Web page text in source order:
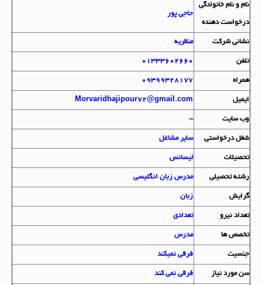
نام و نام خانوادگي
درخواست دهنده
حاجی پور
نشاني شرکت منظریه
تلفن 01333602660
همراه 09399328177
ايميل Morvaridhajipour72@gmail.com
وب سايت
شغل درخواستي سایر مشاغل
تحصيلات لیسانس
رشته تحصيلي مدرس زبان انگلیسی
گرايش زبان
تعداد نيرو تعدادی
تخصص ها مدرس
جنسيت فرقی نمیکند
سن مورد نياز فرقی نمی کند